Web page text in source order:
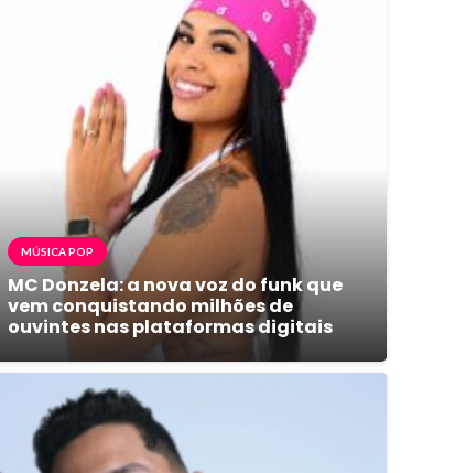
MÚSICA POP
MC Donzela: a nova voz do funk que
vem conquistando milhões de
ouvintes nas plataformas digitais